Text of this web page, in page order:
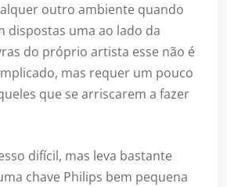
outro ambiente quando
dispostas uma ao lado da
do próprio artista esse não é
mas requer um pouco
que se arriscarem a fazer
difícil, mas leva bastante
chave Philips bem pequena